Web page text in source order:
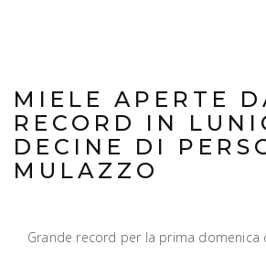
MIELE APERTE
RECORD IN
DECINE DI
MULAZZO
Grande record per la prima domenica